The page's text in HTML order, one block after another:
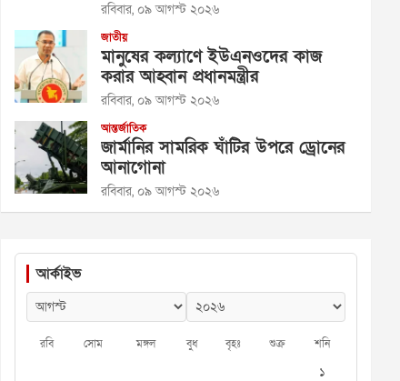
রবিবার, ০৯ আগস্ট ২০২৬
জাতীয়
মানুষের কল্যাণে ইউএনওদের কাজ
করার আহ্বান প্রধানমন্ত্রীর
রবিবার, ০৯ আগস্ট ২০২৬
আন্তর্জাতিক
জার্মানির সামরিক ঘাঁটির উপরে ড্রোনের
আনাগোনা
রবিবার, ০৯ আগস্ট ২০২৬
আর্কাইভ
রবি সোম মঙ্গল বুধ বৃহঃ শুক্র শনি
১